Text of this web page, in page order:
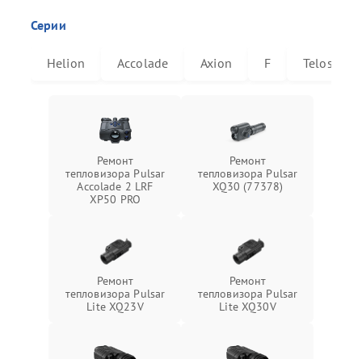
Серии
Helion Accolade Axion F Telos
Ремонт
тепловизора Pulsar
Accolade 2 LRF
XP50 PRO
Ремонт
тепловизора Pulsar
XQ30 (77378)
Ремонт
тепловизора Pulsar
Lite XQ23V
Ремонт
тепловизора Pulsar
Lite XQ30V